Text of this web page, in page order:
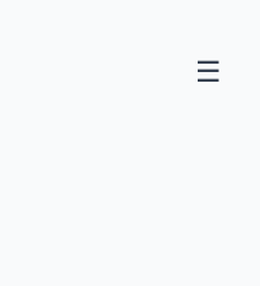
Open
☰